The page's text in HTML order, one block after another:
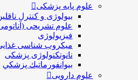
علوم پایه پزشکی
بیولوژی و کنترل
علوم تشریحی
فیزیولوژی
ميكروب شناسی
نانوتکنولوژی پزشکی
بيوانفورماتيك پزشكي
علوم دارویی